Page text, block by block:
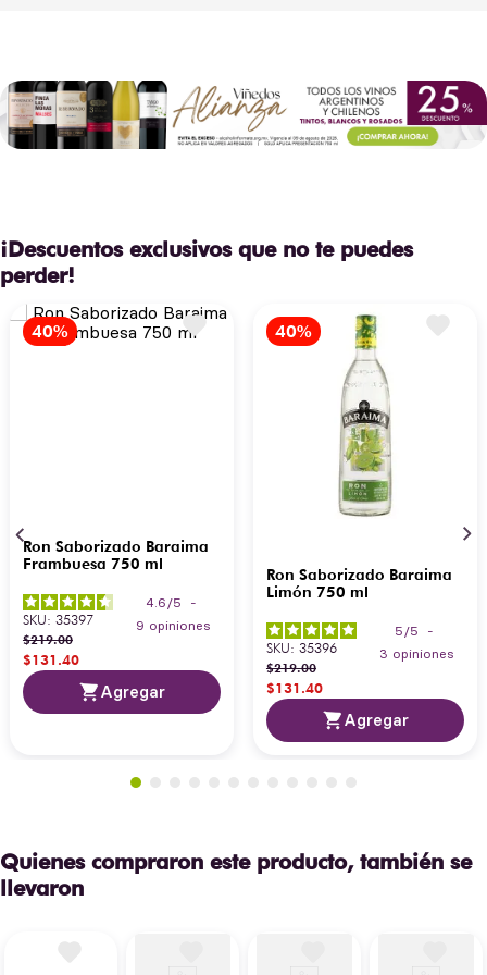
¡Descuentos exclusivos que no te puedes
perder!
Ron Saborizado Baraima
Frambuesa 750 ml
4.6 /5
-
9 opiniones
SKU: 35397
$219.00
$131.40
Agregar
Ron Saborizado Baraima
Limón 750 ml
5 /5
-
3 opiniones
SKU: 35396
$219.00
$131.40
Agregar
Quienes compraron este producto, también se
llevaron